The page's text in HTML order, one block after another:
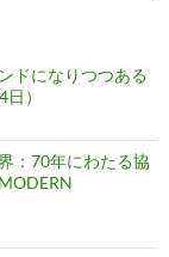
ドになりつつある
）
：70年にわたる協